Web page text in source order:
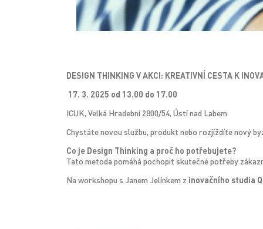
DESIGN THINKING V AKCI: KREATIVNÍ CESTA K
17. 3. 2025 od 13.00 do 17.00
ICUK, Velká Hradební 2800/54, Ústí nad Labem
Chystáte novou službu, produkt nebo rozjíždíte nový
Co je Design Thinking a proč ho potřebujete?
Tato metoda pomáhá pochopit skutečné potřeby
Na workshopu s Janem Jelínkem z inovačního studia